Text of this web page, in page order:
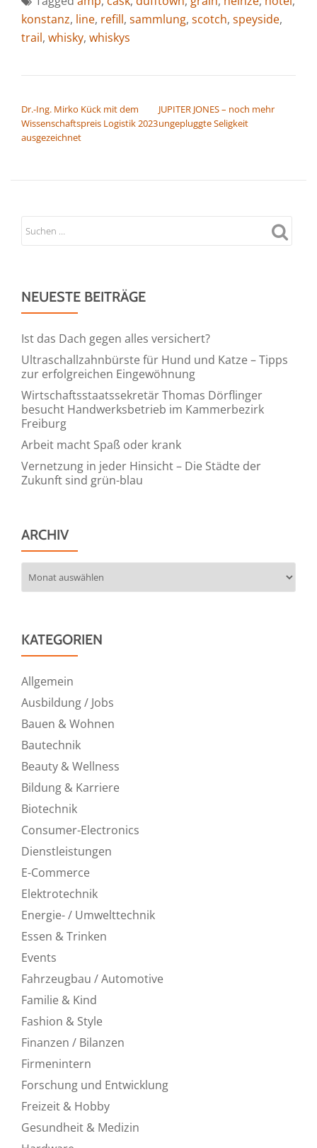
konstanz, line, refill, sammlung, scotch, speyside,
trail, whisky, whiskys
Dr.-Ing. Mirko Kück mit dem
Wissenschaftspreis Logistik 2023
ausgezeichnet
JUPITER JONES – noch mehr
ungepluggte Seligkeit
NEUESTE BEITRÄGE
Ist das Dach gegen alles versichert?
Ultraschallzahnbürste für Hund und Katze – Tipps
zur erfolgreichen Eingewöhnung
Wirtschaftsstaatssekretär Thomas Dörflinger
besucht Handwerksbetrieb im Kammerbezirk
Freiburg
Arbeit macht Spaß oder krank
Vernetzung in jeder Hinsicht – Die Städte der
Zukunft sind grün-blau
ARCHIV
KATEGORIEN
Allgemein
Ausbildung / Jobs
Bauen & Wohnen
Bautechnik
Beauty & Wellness
Bildung & Karriere
Biotechnik
Consumer-Electronics
Dienstleistungen
E-Commerce
Elektrotechnik
Energie- / Umwelttechnik
Essen & Trinken
Events
Fahrzeugbau / Automotive
Familie & Kind
Fashion & Style
Finanzen / Bilanzen
Firmenintern
Forschung und Entwicklung
Freizeit & Hobby
Gesundheit & Medizin